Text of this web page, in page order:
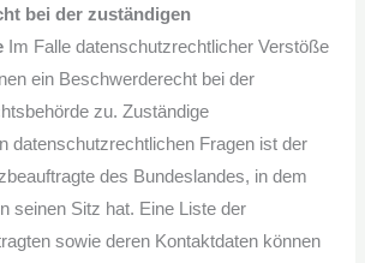
bei der zuständigen
Im Falle datenschutzrechtlicher Verstöße
ein Beschwerderecht bei der
zu. Zuständige
datenschutzrechtlichen Fragen ist der
des Bundeslandes, in dem
seinen Sitz hat. Eine Liste der
sowie deren Kontaktdaten können